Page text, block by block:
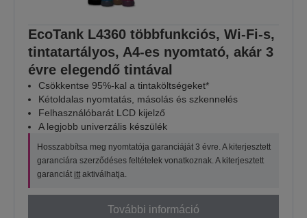
EcoTank L4360 többfunkciós, Wi-Fi-s,
tintatartályos, A4-es nyomtató, akár 3
évre elegendő tintával
Csökkentse 95%-kal a tintaköltségeket*
Kétoldalas nyomtatás, másolás és szkennelés
Felhasználóbarát LCD kijelző
A legjobb univerzális készülék
Hosszabbítsa meg nyomtatója garanciáját 3 évre. A kiterjesztett
garanciára szerződéses feltételek vonatkoznak. A kiterjesztett
garanciát itt aktiválhatja.
További információ